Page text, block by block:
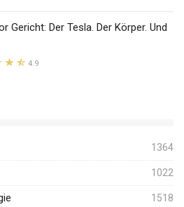
Gericht: Der Tesla. Der Körper. Und
4.9
1364
1022
1518